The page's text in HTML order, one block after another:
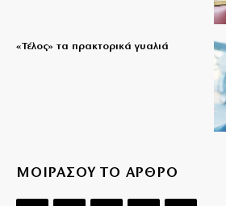
«Τέλος» τα πρακτορικά γυαλιά
ΜΟΙΡΑΣΟΥ ΤΟ ΑΡΘΡΟ